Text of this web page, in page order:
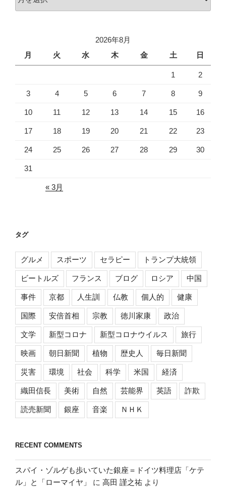
ー
2026年8月
月
火 水 木 金 土 日
1 2
3 4 5 6 7 8 9
10 11 12 13 14 15 16
17 18 19 20 21 22 23
24 25 26 27 28 29 30
31
« 3月
タグ
グルメ スポーツ セラピー トランプ大統領
ビートルズ フランス ブログ ロシア 中国
事件 京都 人生訓 仏教 個人的 健康
国際 安倍首相 宗教 徳川家康 政治
文学 新型コロナ 新型コロナウイルス 旅行
映画 朝日新聞 植物 歴史人 毎日新聞
災害 環境 社会 科学 米国 経済
織田信長 美術 自然 芸能界 英語 詐欺
読売新聞 銀座 音楽 ＮＨＫ
RECENT COMMENTS
スパイ・ゾルゲも歩いていた銀座＝ドイツ料理店「ケテ
ル」と「ローマイヤ」
に 高田 謹之祐 より